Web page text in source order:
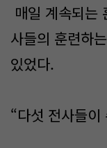
매일 계속되는
사들의 훈련하
있었다.
“다섯 전사들